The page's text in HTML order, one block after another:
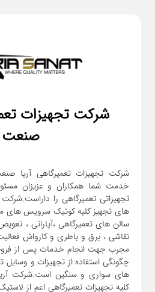
شرکت تجهیزات
صنعت
خدمت شما همکاران و عزیزان
تجهیزاتی تعمیرگاهی را
های تجهیز کلیه کوئیک سرویس های
سالن های تعمیرگاهی ،آپاراتی ،
نقاشی ، برق و باطری و کارواش
مجرب جهت انجام خدمات پس از
چگونگی استفاده از تجهیزات و وسایل
های سواری و سنگین است.شرکت
کلیه تجهیزات تعمیرگاهی اعم از